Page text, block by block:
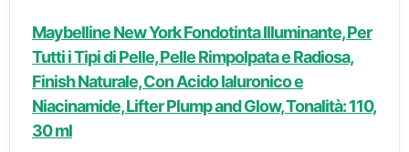
Maybelline New York Fondotinta Illuminante, Per
Tutti i Tipi di Pelle, Pelle Rimpolpata e Radiosa,
Finish Naturale, Con Acido Ialuronico e
Niacinamide, Lifter Plump and Glow, Tonalità: 110,
30 ml